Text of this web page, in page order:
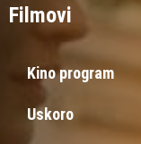
Filmovi
Kino program
Uskoro